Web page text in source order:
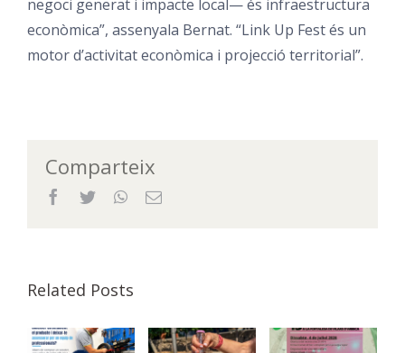
negoci generat i impacte local— és infraestructura
econòmica”, assenyala Bernat. “Link Up Fest és un
motor d’activitat econòmica i projecció territorial”.
Comparteix
Facebook
TwitterWhatsApp
Email
Related Posts